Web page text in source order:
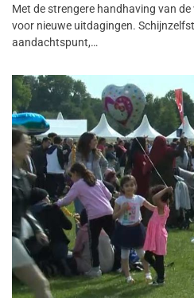
Met de strengere handhaving van
voor nieuwe uitdagingen.
aandachtspunt,…